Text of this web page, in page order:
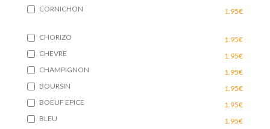
CORNICHON
1.95€
CHORIZO
1.95€
CHEVRE
1.95€
CHAMPIGNON
1.95€
BOURSIN
1.95€
BOEUF EPICE
1.95€
BLEU
1.95€